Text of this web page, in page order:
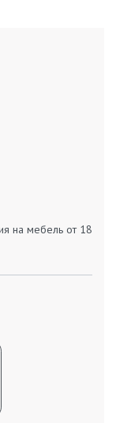
на мебель от 18